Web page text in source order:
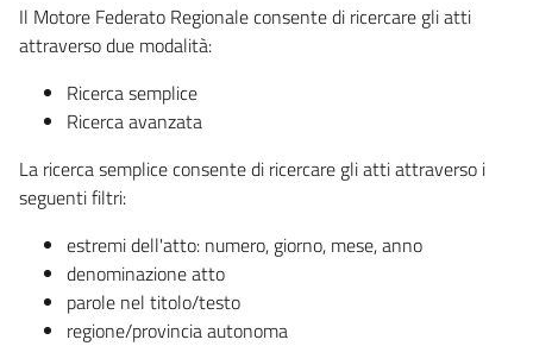
Il Motore Federato Regionale consente di ricercare gli atti
attraverso due modalità:
Ricerca semplice
Ricerca avanzata
La ricerca semplice consente di ricercare gli atti attraverso i
seguenti filtri:
estremi dell'atto: numero, giorno, mese, anno
denominazione atto
parole nel titolo/testo
regione/provincia autonoma